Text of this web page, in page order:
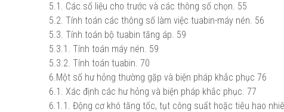
5.1. Các số liệu cho trước và các thông số chọn. 55
5.2. Tính toán các thông số làm việc tuabin-máy nén. 56
5.3. Tính toán bộ tuabin tăng áp. 59
5.3.1. Tính toán máy nén. 59
5.3.2. Tính toán tuabin. 70
6.Một số hư hỏng thường gặp và biện pháp khắc phục 76
6.1. Xác định các hư hỏng và biện pháp khắc phục. 77
6.1.1. Động cơ khó tăng tốc, tụt công suất hoặc tiêu hao